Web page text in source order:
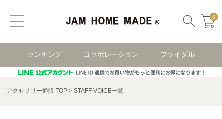
0
ランキング コラボレーション ブライダル
アクセサリー通販 TOP STAFF VOICE一覧